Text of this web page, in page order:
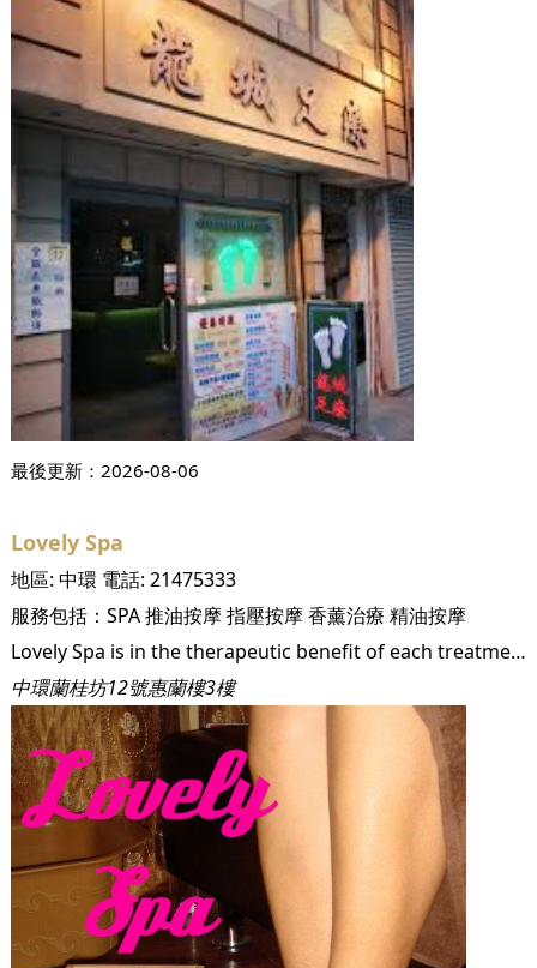
最後更新： 2026-08-06
Lovely Spa
地區: 中環 電話: 21475333
服務包括： SPA推油按摩指壓按摩香薰治療 精油按摩
Lovely Spa is in the therapeutic benefit of each treatment that are especially designed to provide you with the most relaxing treatments. Our goal is to give the best services and best quality of products. With affordable prizes for everything from manicures to massage and a cozy, homey atmosphere that will put you immediately at ease.
中環蘭桂坊12號惠蘭樓3樓